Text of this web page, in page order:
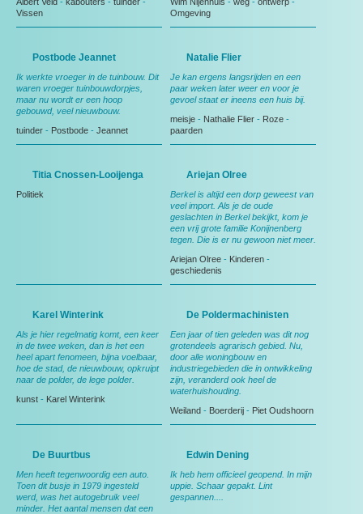
Vissen
Omgeving
Postbode Jeannet
Ik werkte vroeger in de tuinbouw. Dit
waren vroeger tuinbouwdorpjes,
maar nu wordt er een hoop
gebouwd, veel nieuwbouw.
tuinder - Postbode - Jeannet
Natalie Flier
Je kan ergens langsrijden en een
paar weken later weer en voor je
gevoel staat er ineens een huis bij.
meisje - Nathalie Flier - Roze -
paarden
Titia Cnossen-Looijenga
Politiek
Ariejan Olree
Berkel is altijd een dorp geweest van
veel import. Als je de oude
geslachten in Berkel bekijkt, kom je
een vrij grote familie Konijnenberg
tegen. Die is er nu gewoon niet meer.
Ariejan Olree - Kinderen -
geschiedenis
Karel Winterink
Als je hier regelmatig komt, een keer
in de twee weken, dan is het een
heel apart fenomeen, bijna voelbaar,
hoe de stad, de nieuwbouw, opkruipt
naar de polder, de lege polder.
kunst - Karel Winterink
De Poldermachinisten
Een jaar of tien geleden was dit nog
grotendeels agrarisch gebied. Nu,
door alle woningbouw en
industriegebieden die in ontwikkeling
zijn, veranderd ook heel de
waterhuishouding.
Weiland - Boerderij - Piet Oudshoorn
De Buurtbus
Men heeft tegenwoordig een auto.
Toen dit busje in 1979 ingesteld
werd, was het autogebruik veel
minder. Het aantal mensen dat een
Edwin Dening
Ik heb hem officieel geopend. In mijn
uppie. Schaar gepakt. Lint
gespannen....